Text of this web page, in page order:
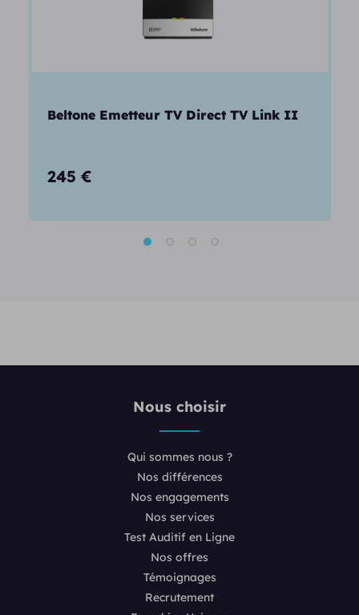
Beltone Emetteur TV Direct TV Link II
245 €
Nous choisir
Qui sommes nous ?
Nos différences
Nos engagements
Nos services
Test Auditif en Ligne
Nos offres
Témoignages
Recrutement